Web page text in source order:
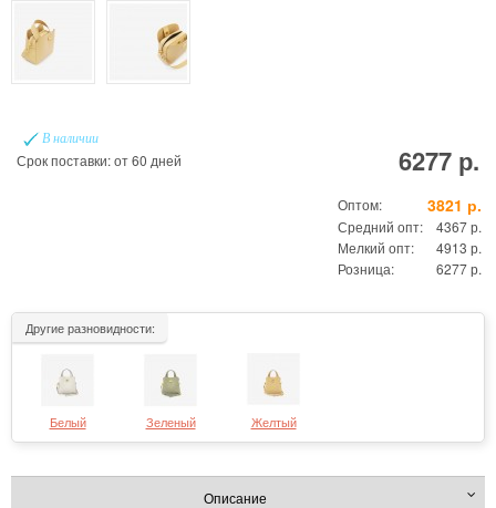
В наличии
Срок поставки: от 60 дней 6277 р.
Оптом: 3821 р.
Средний опт:
4367 р.
Мелкий опт:
4913 р.
Розница:
6277 р.
Другие разновидности:
Белый Зеленый Желтый
Описание